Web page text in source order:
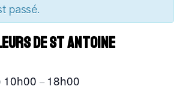
passé.
de St Antoine
10h00 – 18h00